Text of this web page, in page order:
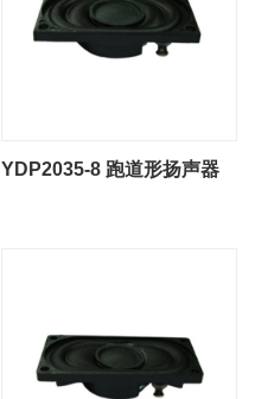
YDP2035-8 跑道形扬声器